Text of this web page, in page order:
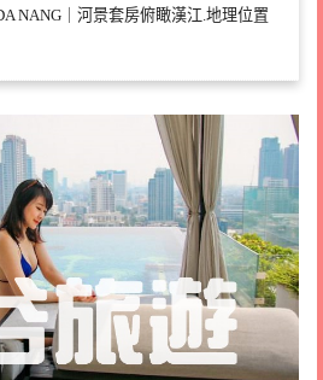
NANG｜河景套房俯瞰漢江.地理位置